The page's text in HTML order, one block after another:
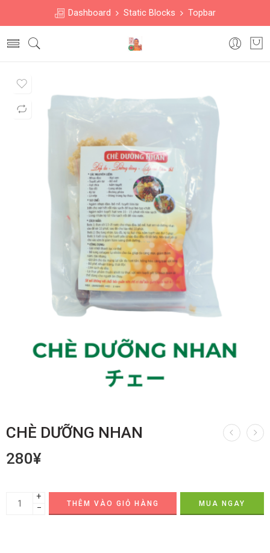
Dashboard Static Blocks Topbar
CHÈ DƯỠNG NHAN
280¥
+
−
THÊM VÀO GIỎ HÀNG MUA NGAY